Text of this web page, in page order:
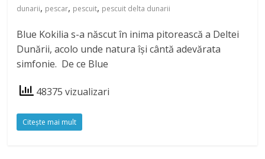
dunarii, pescar, pescuit, pescuit delta dunarii
Blue Kokilia s-a născut în inima pitorească a Deltei
Dunării, acolo unde natura își cântă adevărata
simfonie. De ce Blue
48375 vizualizari
Citeşte mai mult